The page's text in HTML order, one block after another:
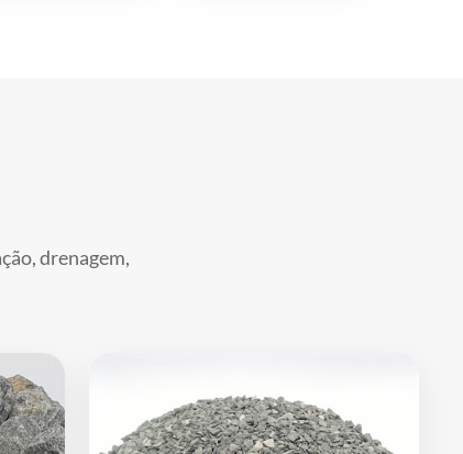
drenagem,